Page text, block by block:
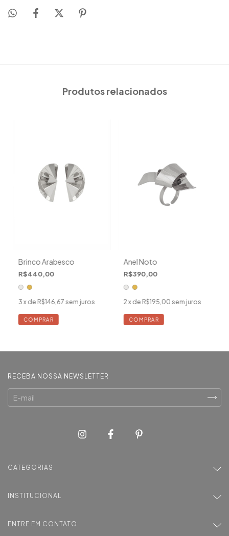
Produtos relacionados
Brinco Arabesco
R$440,00
3 x de R$146,67 sem juros
COMPRAR
Anel Noto
R$390,00
2 x de R$195,00 sem juros
COMPRAR
RECEBA NOSSA NEWSLETTER
CATEGORIAS
INSTITUCIONAL
ENTRE EM CONTATO